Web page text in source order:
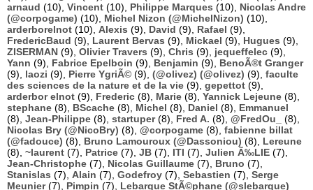
arnaud (10), Vincent (10), Philippe Marques (10), Nicolas Andre
(@corpogame) (10), Michel Nizon (@MichelNizon) (10),
arderborelnot (10), Alexis (9), David (9), Rafael (9),
FredericBaud (9), Laurent Bervas (9), Mickael (9), Hugues (9),
ZISERMAN (9), Olivier Travers (9), Chris (9), jequeffelec (9),
Yann (9), Fabrice Epelboin (9), Benjamin (9), BenoÃ®t Granger
(9), laozi (9), Pierre YgriÃ© (9), (@olivez) (@olivez) (9), faculte
des sciences de la nature et de la vie (9), gepettot (9),
arderbor elnot (9), Frederic (8), Marie (8), Yannick Lejeune (8),
stephane (8), BScache (8), Michel (8), Daniel (8), Emmanuel
(8), Jean-Philippe (8), startuper(8), Fred A. (8), @FredOu_
(8),
Nicolas Bry (@NicoBry) (8), @corpogame (8), fabienne billat
(@fadouce) (8), Bruno Lamouroux (@Dassoniou) (8), Lereune
(8), ~laurent (7), Patrice (7), JB (7), ITI (7), Julien Ã‰LIE (7),
Jean-Christophe (7), Nicolas Guillaume (7), Bruno (7),
Stanislas (7), Alain (7), Godefroy (7), Sebastien (7), Serge
Meunier(7), Pimpin (7), Lebarque StÃ©phane (@slebarque)